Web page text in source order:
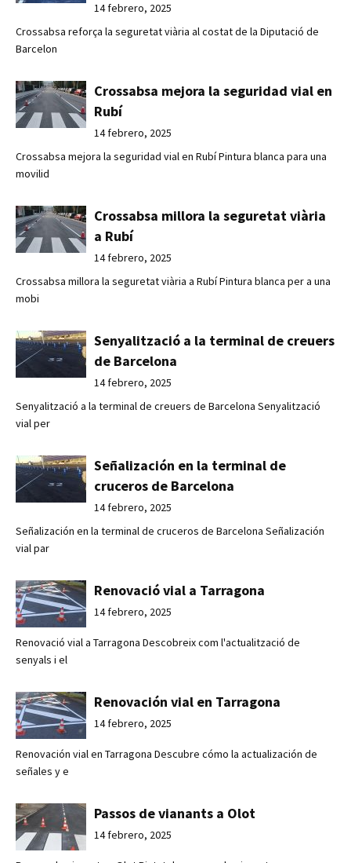
14 febrero, 2025
Crossabsa reforça la seguretat viària al costat de la Diputació de
Barcelon
Crossabsa mejora la seguridad vial en
Rubí
14 febrero, 2025
Crossabsa mejora la seguridad vial en Rubí Pintura blanca para una
movilid
Crossabsa millora la seguretat viària
a Rubí
14 febrero, 2025
Crossabsa millora la seguretat viària a Rubí Pintura blanca per a una
mobi
Senyalització a la terminal de creuers
de Barcelona
14 febrero, 2025
Senyalització a la terminal de creuers de Barcelona Senyalització
vial per
Señalización en la terminal de
cruceros de Barcelona
14 febrero, 2025
Señalización en la terminal de cruceros de Barcelona Señalización
vial par
Renovació vial a Tarragona
14 febrero, 2025
Renovació vial a Tarragona Descobreix com l'actualització de
senyals i el
Renovación vial en Tarragona
14 febrero, 2025
Renovación vial en Tarragona Descubre cómo la actualización de
señales y e
Passos de vianants a Olot
14 febrero, 2025